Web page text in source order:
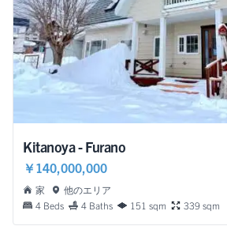
Kitanoya - Furano
￥140,000,000
家
他のエリア
4 Beds
4 Baths 151 sqm 339 sqm